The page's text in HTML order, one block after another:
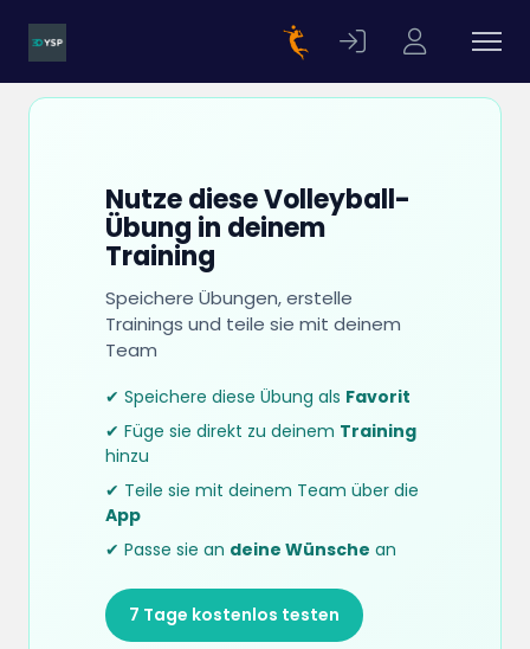
Nutze diese Volleyball-
Übung in deinem
Training
Speichere Übungen, erstelle
Trainings und teile sie mit deinem
Team
✔ Speichere diese Übung als Favorit
✔ Füge sie direkt zu deinem Training
hinzu
✔ Teile sie mit deinem Team über die
App
✔ Passe sie an deine Wünsche an
7 Tage kostenlos testen